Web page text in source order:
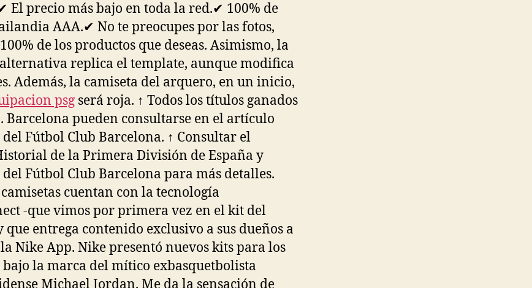
El precio más bajo en toda la red.✔ 100% de
AAA.✔ No te preocupes por las fotos,
de los productos que deseas. Asimismo, la
replica el template, aunque modifica
Además, la camiseta del arquero, en un inicio,
psg será roja. ↑ Todos los títulos ganados
Barcelona pueden consultarse en el artículo
Fútbol Club Barcelona. ↑ Consultar el
de la Primera División de España y
Fútbol Club Barcelona para más detalles.
cuentan con la tecnología
-que vimos por primera vez en el kit del
que entrega contenido exclusivo a sus dueños a
Nike App. Nike presentó nuevos kits para los
bajo la marca del mítico exbasquetbolista